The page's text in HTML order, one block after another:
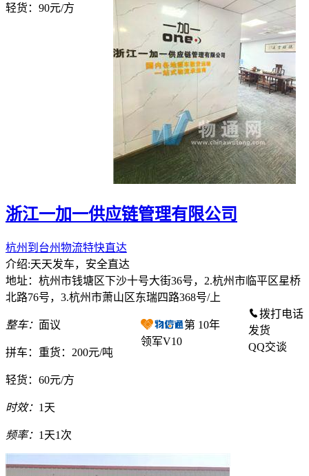
轻货： 90元/方
浙江一加一供应链管理有限公司
杭州到台州物流特快直达
介绍:天天发车，安全直达
地址：杭州市钱塘区下沙十号大街36号，2.杭州市临平区星桥
北路76号，3.杭州市萧山区东瑞四路368号/上
整车： 面议
拼车： 重货：200元/吨
轻货： 60元/方
时效： 1天
频率： 1天1次
第 10年
领军V10
拨打电话
发货
QQ交谈